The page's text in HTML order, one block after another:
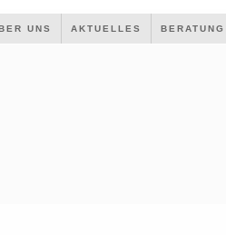
UNS AKTUELLES